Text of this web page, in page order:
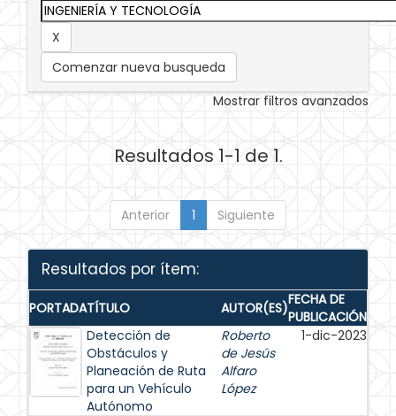
Comenzar nueva busqueda
Mostrar filtros avanzados
Resultados 1-1 de 1.
Anterior 1 Siguiente
Resultados por ítem:
PORTADATÍTULO AUTOR(ES)FECHA DE
PUBLICACIÓN
Detección de
Obstáculos y
Planeación de Ruta
para un Vehículo
Autónomo
Roberto
de Jesús
Alfaro
López
1-dic-2023